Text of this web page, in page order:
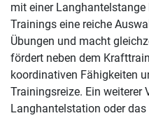
mit einer Langhantelstange
Trainings eine reiche
Übungen und macht
fördert neben dem
koordinativen Fähigkeiten
Trainingsreize. Ein weiterer
Langhantelstation oder